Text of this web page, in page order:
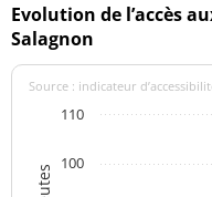
Evolution de l’accès
Salagnon
Source : indicateur
100
110